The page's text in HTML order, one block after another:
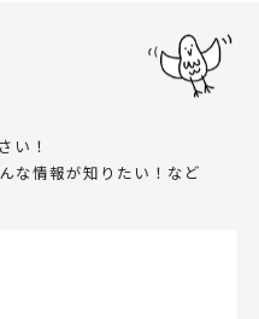
い！
な情報が知りたい！など